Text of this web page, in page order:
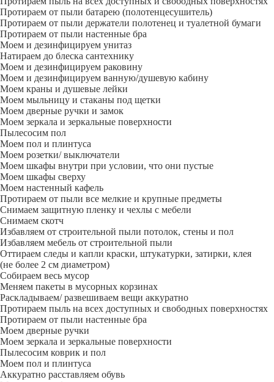
Протираем от пыли батарею (полотенцесушитель)
Протираем от пыли держатели полотенец и туалетной бумаги
Протираем от пыли настенные бра
Моем и дезинфицируем унитаз
Натираем до блеска сантехнику
Моем и дезинфицируем раковину
Моем и дезинфицируем ванную/душевую кабину
Моем краны и душевые лейки
Моем мыльницу и стаканы под щетки
Моем дверные ручки и замок
Моем зеркала и зеркальные поверхности
Пылесосим пол
Моем пол и плинтуса
Моем розетки/ выключатели
Моем шкафы внутри при условии, что они пустые
Моем шкафы сверху
Моем настенный кафель
Протираем от пыли все мелкие и крупные предметы
Снимаем защитную пленку и чехлы с мебели
Снимаем скотч
Избавляем от строительной пыли потолок, стены и пол
Избавляем мебель от строительной пыли
Оттираем следы и капли краски, штукатурки, затирки, клея
(не более 2 см диаметром)
Собираем весь мусор
Меняем пакеты в мусорных корзинах
Раскладываем/ развешиваем вещи аккуратно
Протираем пыль на всех доступных и свободных поверхностях
Протираем от пыли настенные бра
Моем дверные ручки
Моем зеркала и зеркальные поверхности
Пылесосим коврик и пол
Моем пол и плинтуса
Аккуратно расставляем обувь